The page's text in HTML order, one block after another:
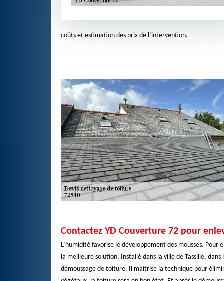
coûts et estimation des prix de l’intervention.
Contactez YD Couverture 72 pour
L’humidité favorise le développement des mousses.
la meilleure solution. Installé dans la ville de Tassille,
démoussage de toiture. Il maitrise la technique pour